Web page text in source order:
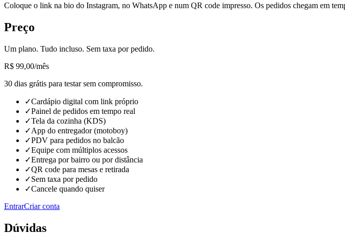
Coloque o link na bio do Instagram, no WhatsApp e num QR code impresso. Os pedidos chegam em
Preço
Um plano. Tudo incluso. Sem taxa por pedido.
R$ 99,00/mês
30 dias grátis para testar sem compromisso.
✓Cardápio digital com link próprio
✓Painel de pedidos em tempo real
✓Tela da cozinha (KDS)
✓App do entregador (motoboy)
✓PDV para pedidos no balcão
✓Equipe com múltiplos acessos
✓Entrega por bairro ou por distância
✓QR code para mesas e retirada
✓Sem taxa por pedido
✓Cancele quando quiser
EntrarCriar conta
Dúvidas